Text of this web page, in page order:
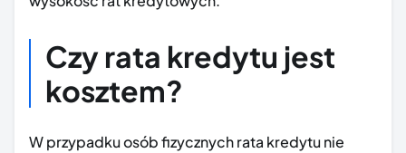
Czy rata kredytu jest
kosztem?
W przypadku osób fizycznych rata kredytu nie